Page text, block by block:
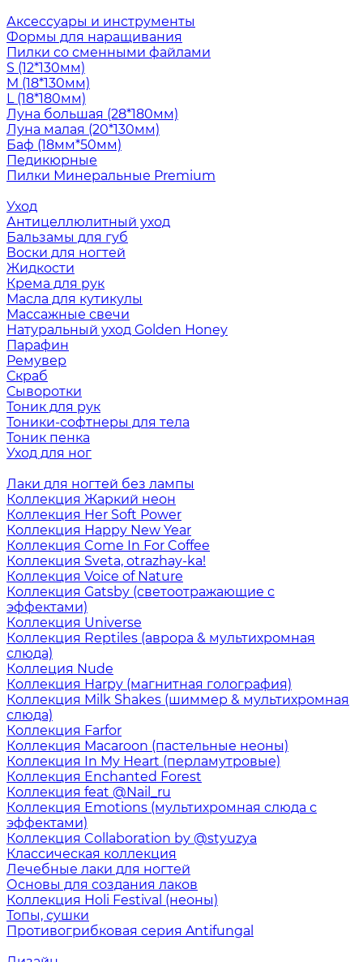
Аксессуары и инструменты
Формы для наращивания
Пилки со сменными файлами
S (12*130мм)
M (18*130мм)
L (18*180мм)
Луна большая (28*180мм)
Луна малая (20*130мм)
Баф (18мм*50мм)
Педикюрные
Пилки Минеральные Premium
Уход
Антицеллюлитный уход
Бальзамы для губ
Воски для ногтей
Жидкости
Крема для рук
Масла для кутикулы
Массажные свечи
Натуральный уход Golden Honey
Парафин
Ремувер
Скраб
Сыворотки
Тоник для рук
Тоники-софтнеры для тела
Тоник пенка
Уход для ног
Лаки для ногтей без лампы
Коллекция Жаркий неон
Коллекция Her Soft Power
Коллекция Happy New Year
Коллекция Come In For Coffee
Коллекция Sveta, otrazhay-ka!
Коллекция Voice of Nature
Коллекция Gatsby (светоотражающие с
эффектами)
Коллекция Universe
Коллекция Reptiles (аврора & мультихромная
слюда)
Коллеция Nude
Коллекция Harpy (магнитная голография)
Коллекция Milk Shakes (шиммер & мультихромная
слюда)
Коллекция Farfor
Коллекция Macaroon (пастельные неоны)
Коллекция In My Heart (перламутровые)
Коллекция Enchanted Forest
Коллекция feat @Nail_ru
Коллекция Emotions (мультихромная слюда с
эффектами)
Коллекция Collaboration by @styuzya
Классическая коллекция
Лечебные лаки для ногтей
Основы для создания лаков
Коллекция Holi Festival (неоны)
Топы, сушки
Противогрибковая серия Antifungal